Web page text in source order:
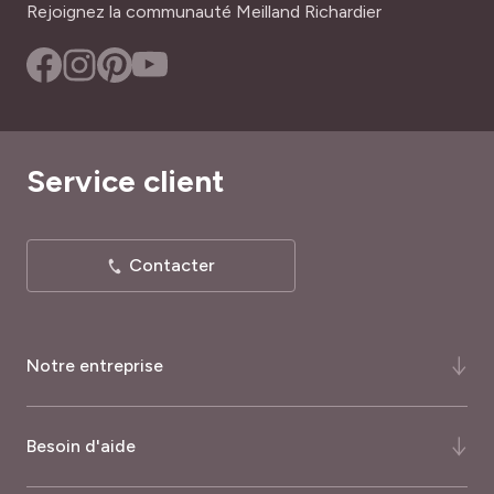
Rejoignez la communauté Meilland Richardier
Notre entreprise
Besoin d'aide
Service client
Contacter